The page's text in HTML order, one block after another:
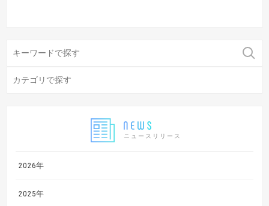
ニュースリリース
2026年
2025年